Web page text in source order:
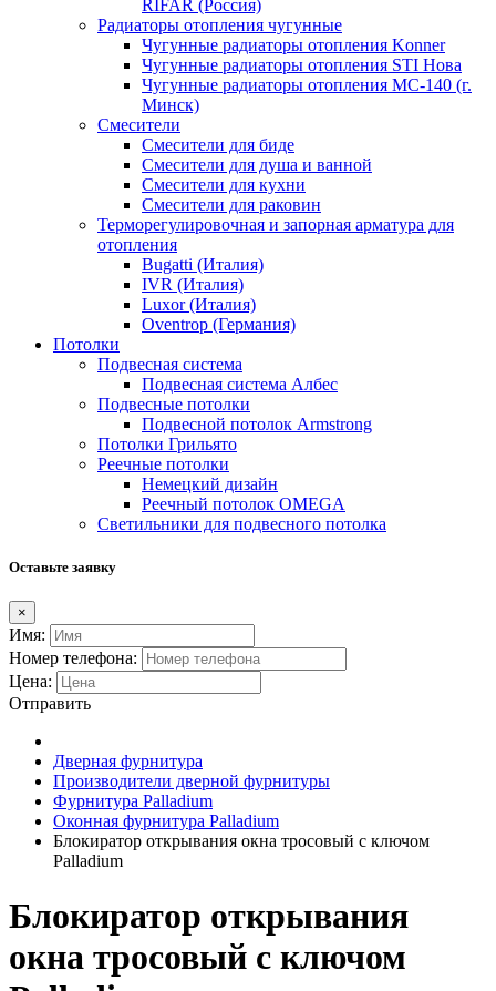
RIFAR (Россия)
Радиаторы отопления чугунные
Чугунные радиаторы отопления Konner
Чугунные радиаторы отопления STI Нова
Чугунные радиаторы отопления МС-140 (г.
Минск)
Смесители
Смесители для биде
Смесители для душа и ванной
Смесители для кухни
Смесители для раковин
Терморегулировочная и запорная арматура для
отопления
Bugatti (Италия)
IVR (Италия)
Luxor (Италия)
Oventrop (Германия)
Потолки
Подвесная система
Подвесная система Албес
Подвесные потолки
Подвесной потолок Armstrong
Потолки Грильято
Реечные потолки
Немецкий дизайн
Реечный потолок OMEGA
Светильники для подвесного потолка
Оставьте заявку
×
Имя:
Номер телефона:
Цена:
Отправить
Дверная фурнитура
Производители дверной фурнитуры
Фурнитура Palladium
Оконная фурнитура Palladium
Блокиратор открывания окна тросовый с ключом
Palladium
Блокиратор открывания
окна тросовый с ключом